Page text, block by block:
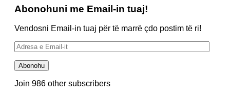
Abonohuni me Email-in tuaj!
Vendosni Email-in tuaj për të marrë çdo postim të ri!
Adresa
e
Email-
it
Abonohu
Join 986 other subscribers